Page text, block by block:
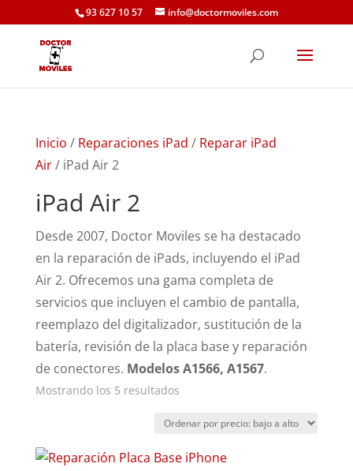
93 627 10 57 info@doctormoviles.com
Inicio / Reparaciones iPad / Reparar iPad
Air/ iPad Air 2
iPad Air 2
Desde 2007, Doctor Moviles se ha destacado
en la reparación de iPads, incluyendo el iPad
Air 2. Ofrecemos una gama completa de
servicios que incluyen el cambio de pantalla,
reemplazo del digitalizador, sustitución de la
batería, revisión de la placa base y reparación
de conectores. Modelos A1566, A1567.
Mostrando los 5 resultadosOrdenado
precio:
bajo